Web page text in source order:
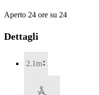
Aperto 24 ore su 24
Dettagli
2.1m